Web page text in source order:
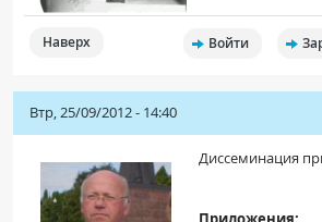
Наверх Войти
Втр, 25/09/2012 - 14:40
Диссеминация